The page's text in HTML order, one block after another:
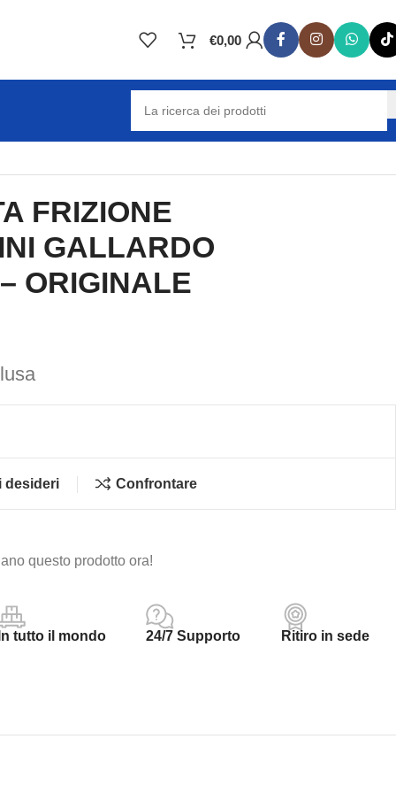
€0,00
FRIZIONE
GALLARDO
ORIGINALE
desideri Confrontare
questo prodotto ora!
In tutto il mondo 24/7 Supporto Ritiro in sede